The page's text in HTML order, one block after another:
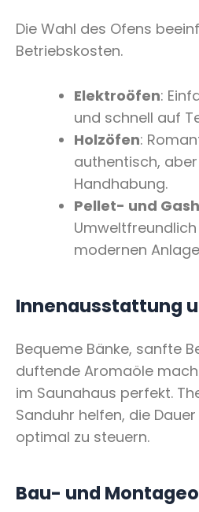
Die Wahl des Ofens
Betriebskosten.
Elektroöfen:
und schnell auf
Holzöfen:
authentisch,
Handhabung.
Pellet- und
modernen
Innenausstattung
Bequeme Bänke, sanfte
duftende Aromaöle
im Saunahaus perfekt.
Sanduhr helfen, die
optimal zu steuern.
Bau- und